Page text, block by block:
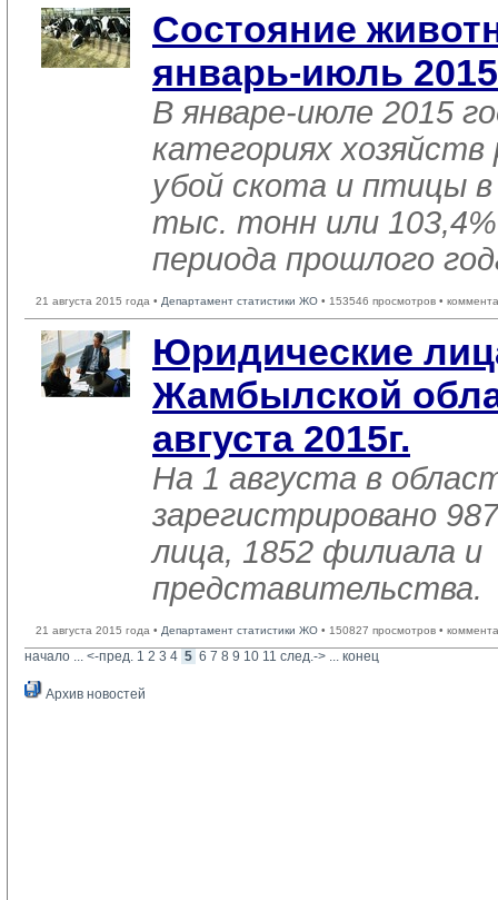
Состояние
январь-июль
В январе-июле 2015
категориях хозяйств
убой скота и птицы
тыс. тонн или
периода прошлого
21 августа 2015 года • Департамент статистики ЖО • 153546 просмотров •
Юридические
Жамбылской
августа 2015г.
На 1 августа в
зарегистрировано
лица, 1852 филиала и
представительства.
21 августа 2015 года • Департамент статистики ЖО • 150827 просмотров •
начало ... <-пред. 1 2 3 4 5 6 7 8 9 10 11 след.-> ... конец
Архив новостей